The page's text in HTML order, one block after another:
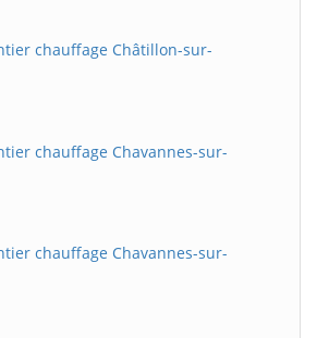
chauffage Châtillon-sur-
chauffage Chavannes-sur-
chauffage Chavannes-sur-